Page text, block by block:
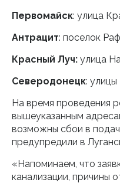
Первомайск: улица
Антрацит: поселок
Красный Луч: улица
Северодонецк: улицы
На время проведения
вышеуказанным
возможны сбои в
предупредили в
«Напоминаем, что
канализации, причины